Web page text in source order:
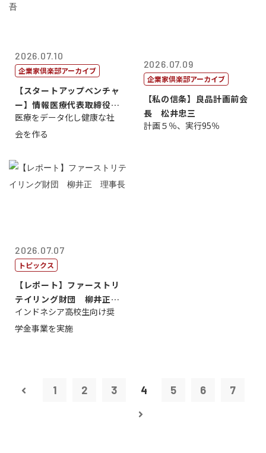
2026.07.10
企業家倶楽部アーカイブ
【スタートアップベンチャ
ー】情報医療代表取締役
原 聖吾
医療をデータ化し健康な社
会を作る
2026.07.09
企業家倶楽部アーカイブ
【私の信条】良品計画前会
長 松井忠三
計画５％、実行95％
2026.07.07
トピックス
【レポート】ファーストリ
テイリング財団 柳井正
理事長
インドネシア高校生向け奨
学金事業を実施
1 2 3 4 5 6 7